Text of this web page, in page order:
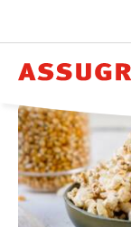
ACCUEIL RECETTES